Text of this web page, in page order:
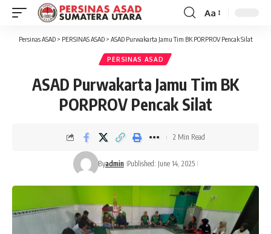
Font
Resizer
Aa
Persinas ASAD> PERSINAS ASAD> ASAD Purwakarta Jamu Tim BK PORPROV Pencak Silat
PERSINAS ASAD
ASAD Purwakarta Jamu Tim BK
PORPROV Pencak Silat
Byadmin Published: June 14, 2025
2 Min Read